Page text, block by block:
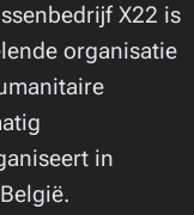
X22 is
organisatie
in